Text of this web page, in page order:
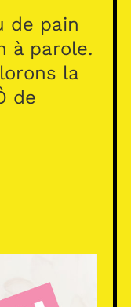
de pain
à parole.
la
de